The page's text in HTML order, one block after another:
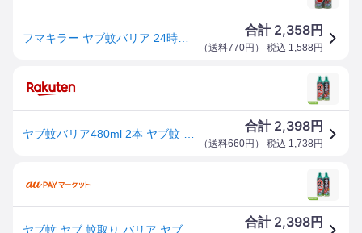
合計 2,358円
（送料770円 ） 税込 1,588 円
合計 2,398円
（送料660円 ） 税込 1,738 円
合計 2,398円